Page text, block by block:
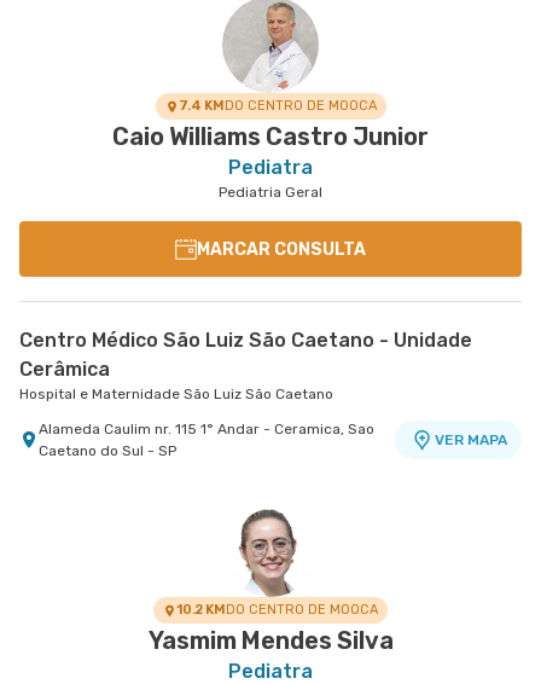
7.4 KMDO CENTRO DE MOOCA
Caio Williams Castro Junior
Pediatra
Pediatria Geral
MARCAR CONSULTA
Centro Médico São Luiz São Caetano - Unidade
Cerâmica
Hospital e Maternidade São Luiz São Caetano
Alameda Caulim nr. 115 1° Andar - Ceramica, Sao
Caetano do Sul - SP
VER MAPA
10.2 KMDO CENTRO DE MOOCA
Yasmim Mendes Silva
Pediatra